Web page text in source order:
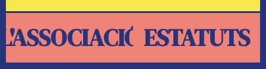
ESTATUTS